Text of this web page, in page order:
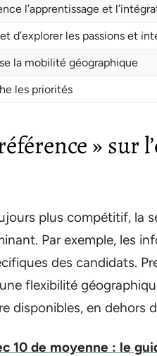
l’apprentissage et
d’explorer les passions et
la mobilité géographique
les priorités
» sur
plus compétitif, la
Par exemple, les
des candidats.
flexibilité
disponibles, en dehors
10 de moyenne : le